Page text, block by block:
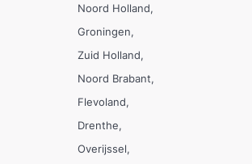
Noord Holland
Groningen
Zuid Holland
Noord Brabant
Flevoland
Drenthe
Overijssel